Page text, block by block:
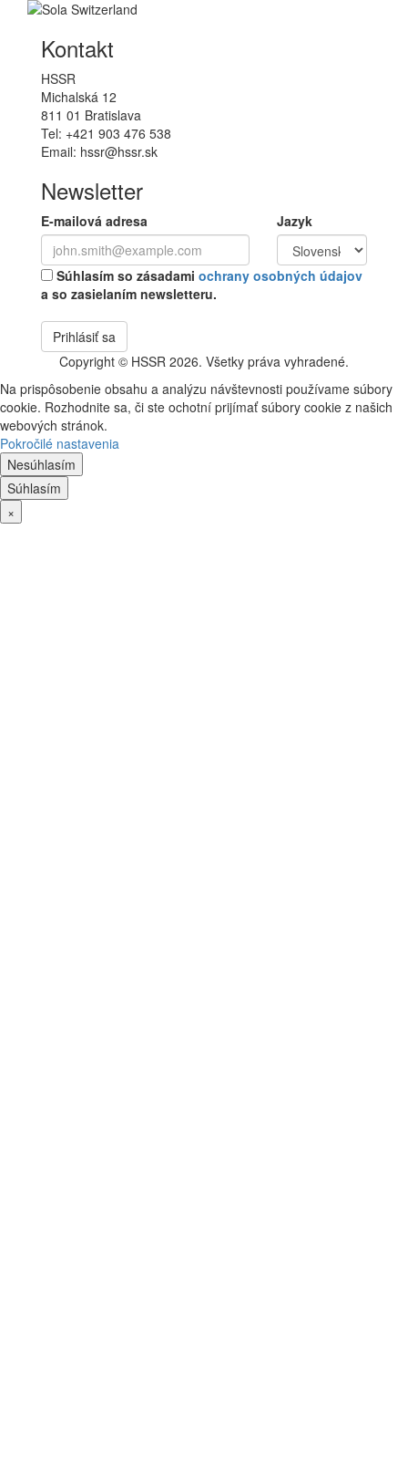
Kontakt
HSSR
Michalská 12
811 01 Bratislava
Tel: +421 903 476 538
Email: hssr@hssr.sk
Newsletter
E-mailová adresa Jazyk
Súhlasím so zásadami ochrany osobných údajov
a so zasielaním newsletteru.
Prihlásiť sa
Copyright © HSSR 2026. Všetky práva vyhradené.
Na prispôsobenie obsahu a analýzu návštevnosti používame súbory
cookie. Rozhodnite sa, či ste ochotní prijímať súbory cookie z našich
webových stránok.
Pokročilé nastavenia
Nesúhlasím
Súhlasím
×